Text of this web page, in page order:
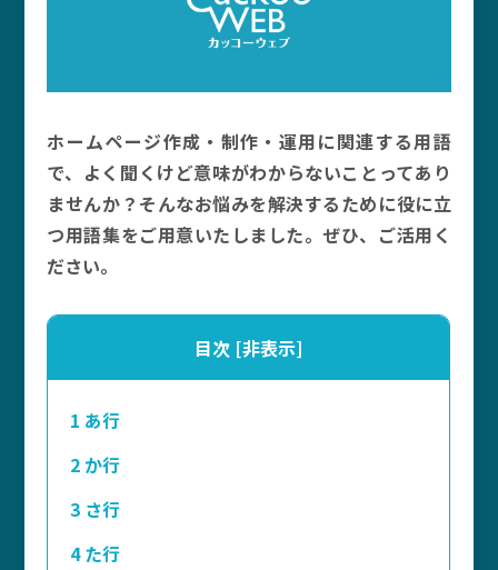
ホームページ作成・制作・運用に関連する用語
で、よく聞くけど意味がわからないことってあり
ませんか？そんなお悩みを解決するために役に立
つ用語集をご用意いたしました。ぜひ、ご活用く
ださい。
目次 [非表示]
1 あ行
2 か行
3 さ行
4た行